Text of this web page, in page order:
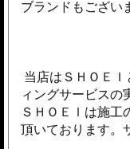
ブランドもござい
当店はＳＨＯＥ
ィングサービスの
ＳＨＯＥＩは施工
頂いております。